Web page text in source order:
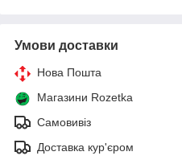
Умови доставки
Нова Пошта
Магазини Rozetka
Самовивіз
Доставка кур'єром